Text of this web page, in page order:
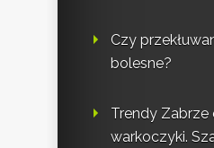
Czy
bolesne?
Trendy Zabrze
warkoczyki.